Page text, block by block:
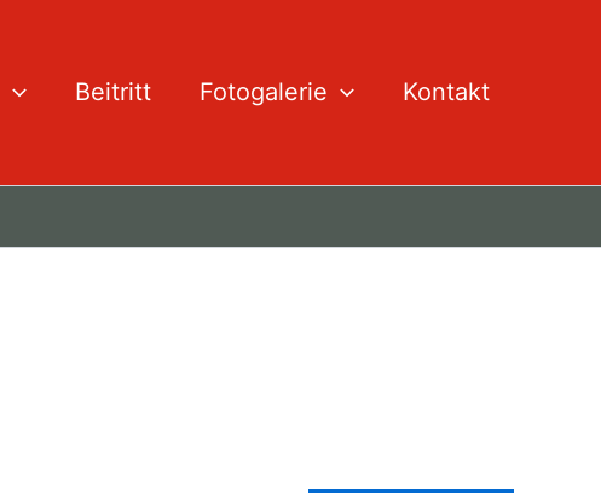
Beitritt Fotogalerie Kontakt